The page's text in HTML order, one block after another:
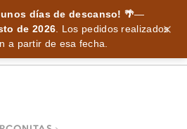
unos días de descanso! 🌴—
de 2026. Los pedidos realizados
a partir de esa fecha.